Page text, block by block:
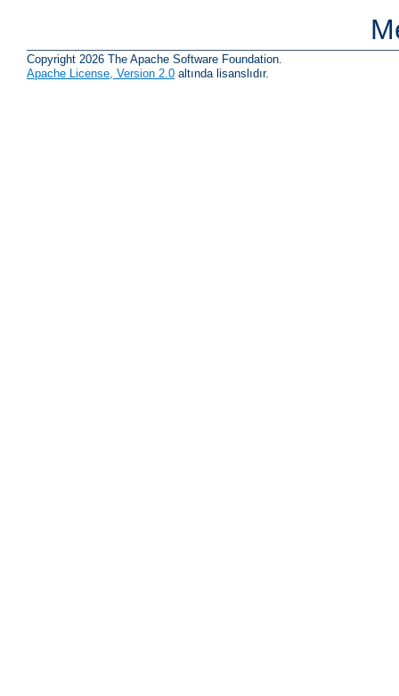
Copyright 2026 The Apache Software Foundation.
Apache License, Version 2.0 altında lisanslıdır.